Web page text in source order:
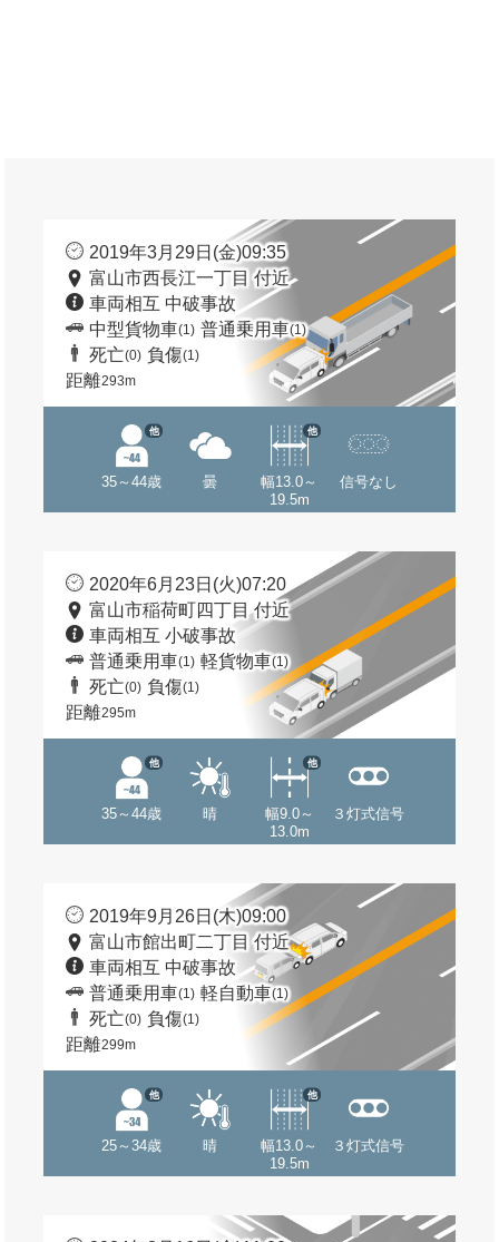
2019年3月29日(金)09:35
富山市西長江一丁目 付近
車両相互 中破事故
中型貨物車(1) 普通乗用車(1)
死亡(0) 負傷(1)
距離293m
35～44歳
他
曇
幅13.0～
19.5m
他
信号なし
2020年6月23日(火)07:20
富山市稲荷町四丁目 付近
車両相互 小破事故
普通乗用車(1) 軽貨物車(1)
死亡(0) 負傷(1)
距離295m
35～44歳
他
晴
幅9.0～
13.0m
他
３灯式信号
2019年9月26日(木)09:00
富山市館出町二丁目 付近
車両相互 中破事故
普通乗用車(1) 軽自動車(1)
死亡(0) 負傷(1)
距離299m
25～34歳
他
晴
幅13.0～
19.5m
他
３灯式信号